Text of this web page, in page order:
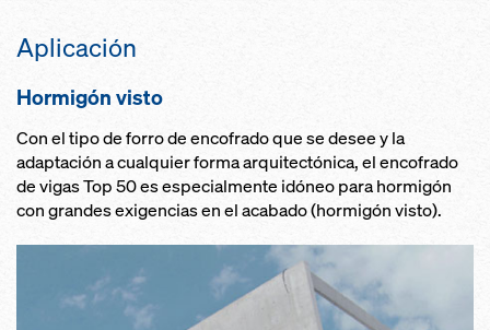
Aplicación
Hormigón visto
Con el tipo de forro de encofrado que se desee y la
adaptación a cualquier forma arquitectónica, el encofrado
de vigas Top 50 es especialmente idóneo para hormigón
con grandes exigencias en el acabado (hormigón visto).